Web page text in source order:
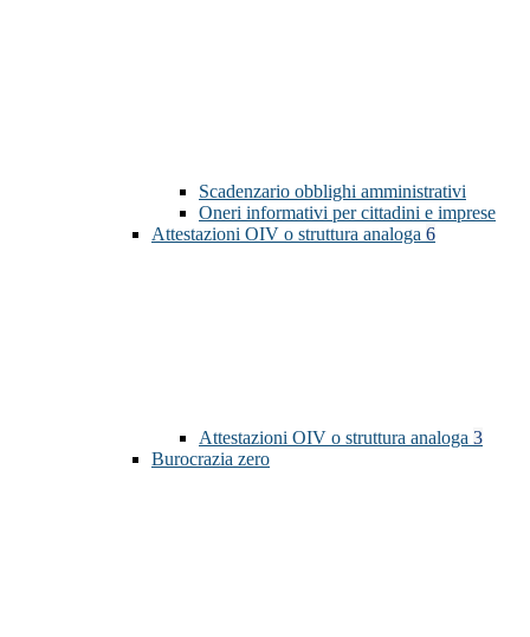
Scadenzario obblighi amministrativi
Oneri informativi per cittadini e imprese
Attestazioni OIV o struttura analoga 6
Attestazioni OIV o struttura analoga 3
Burocrazia zero